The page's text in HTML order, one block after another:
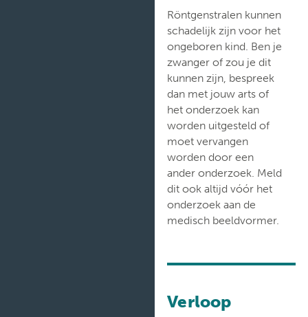
Röntgenstralen kunnen
schadelijk zijn voor het
ongeboren kind. Ben je
zwanger of zou je dit
kunnen zijn, bespreek
dan met jouw arts of
het onderzoek kan
worden uitgesteld of
moet vervangen
worden door een
ander onderzoek. Meld
dit ook altijd vóór het
onderzoek aan de
medisch beeldvormer.
Verloop